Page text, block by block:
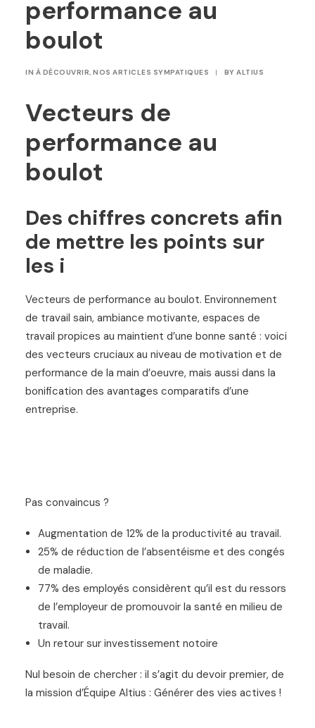
performance au
boulot
IN À DÉCOUVRIR, NOS ARTICLES SYMPATIQUES | BY ALTIUS
Vecteurs de
performance au
boulot
Des chiffres concrets afin
de mettre les points sur
les i
Vecteurs de performance au boulot. Environnement
de travail sain, ambiance motivante, espaces de
travail propices au maintient d’une bonne santé : voici
des vecteurs cruciaux au niveau de motivation et de
performance de la main d’oeuvre, mais aussi dans la
bonification des avantages comparatifs d’une
entreprise.
Pas convaincus ?
Augmentation de 12% de la productivité au travail.
25% de réduction de l’absentéisme et des congés
de maladie.
77% des employés considèrent qu’il est du ressors
de l’employeur de promouvoir la santé en milieu de
travail.
Un retour sur investissement notoire
Nul besoin de chercher : il s’agit du devoir premier, de
la mission d’Équipe Altius : Générer des vies actives !